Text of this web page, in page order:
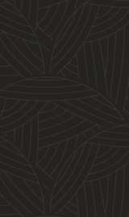
Rustikálna